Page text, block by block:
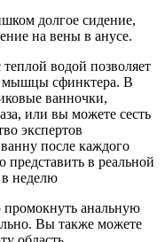
долгое сидение,
на вены в анусе.
водой позволяет
мышцы сфинктера. В
ванночки,
или вы можете сесть
экспертов
после каждого
в реальной
неделю
промокнуть анальную
Вы также можете